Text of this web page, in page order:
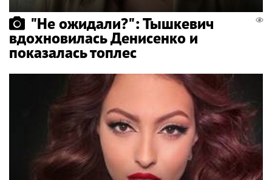
"Не ожидали?": Тышкевич
вдохновилась Денисенко и
показалась топлес